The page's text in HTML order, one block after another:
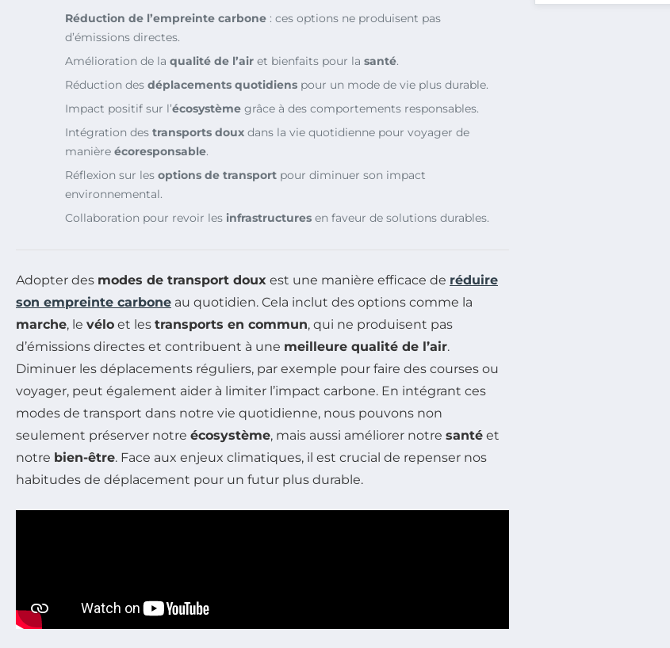
Réduction de l’empreinte carbone : ces options ne produisent pas
d’émissions directes.
Amélioration de la qualité de l’air et bienfaits pour la santé.
Réduction des déplacements quotidiens pour un mode de vie plus durable.
Impact positif sur l’écosystème grâce à des comportements responsables.
Intégration des transports doux dans la vie quotidienne pour voyager de
manière écoresponsable.
Réflexion sur les options de transport pour diminuer son impact
environnemental.
Collaboration pour revoir les infrastructures en faveur de solutions durables.
Adopter des modes de transport doux est une manière efficace de réduire
son empreinte carbone au quotidien. Cela inclut des options comme la
marche, le vélo et les transports en commun, qui ne produisent pas
d’émissions directes et contribuent à une meilleure qualité de l’air.
Diminuer les déplacements réguliers, par exemple pour faire des courses ou
voyager, peut également aider à limiter l’impact carbone. En intégrant ces
modes de transport dans notre vie quotidienne, nous pouvons non
seulement préserver notre écosystème, mais aussi améliorer notre santé et
notre bien-être. Face aux enjeux climatiques, il est crucial de repenser nos
habitudes de déplacement pour un futur plus durable.